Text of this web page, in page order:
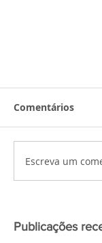
Resultado e
BGCT 2ª fase
Comentários
Escreva um
Publicações